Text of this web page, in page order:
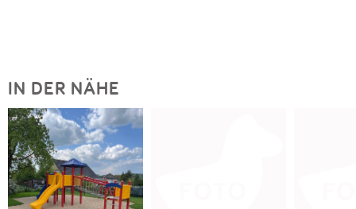
IN DER NÄHE